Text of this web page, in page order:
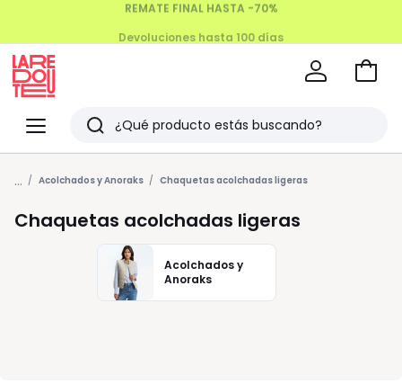
Menu
Redoute
Buscar
Últimos
artículos
vistos
Ir
... Acolchados y Anoraks Chaquetas acolchadas ligeras
Chaquetas acolchadas ligeras
Acolchados y
Anoraks